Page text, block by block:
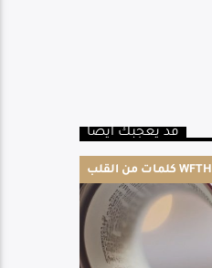
قد يعجبك أيضا
كلمات من القلب WFTH